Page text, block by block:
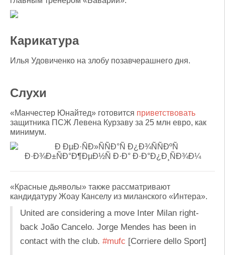
Карикатура
Илья Удовиченко на злобу позавчерашнего дня.
Слухи
«Манчестер Юнайтед» готовится приветствовать
защитника ПСЖ Левена Курзаву за 25 млн евро, как
минимум.
«Красные дьяволы» также рассматривают
кандидатуру Жоау Канселу из миланского «Интера».
United are considering a move Inter Milan right-
back João Cancelo. Jorge Mendes has been in
contact with the club. #mufc [Corriere dello Sport]